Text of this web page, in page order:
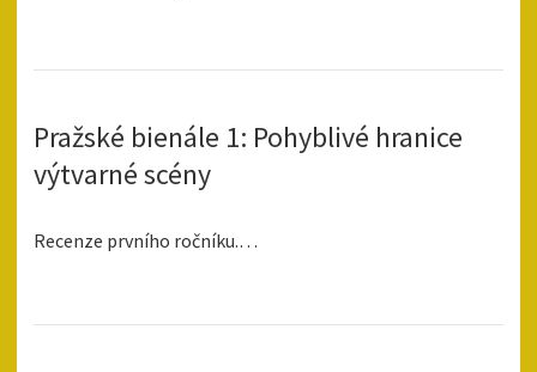
Pražské bienále 1: Pohyblivé hranice
výtvarné scény
Recenze prvního ročníku.…